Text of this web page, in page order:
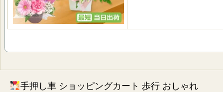
手押し車 ショッピングカート 歩行 おしゃれ